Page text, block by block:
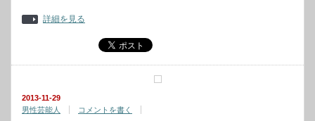
詳細を見る
2013-11-29
男性芸能人
コメントを書く